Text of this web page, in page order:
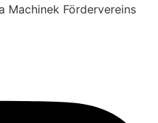
Machinek Fördervereins